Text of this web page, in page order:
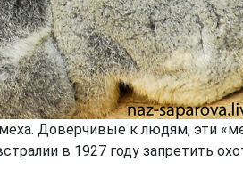
Доверчивые к людям, эти
в 1927 году запретить